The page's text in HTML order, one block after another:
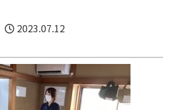
2023.07.12